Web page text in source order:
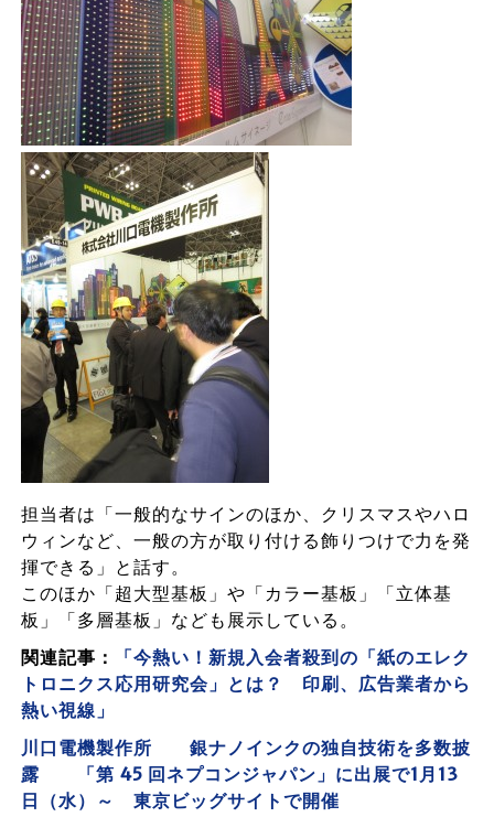
担当者は「一般的なサインのほか、クリスマスやハロ
ウィンなど、一般の方が取り付ける飾りつけで力を発
揮できる」と話す。
このほか「超大型基板」や「カラー基板」「立体基
板」「多層基板」なども展示している。
関連記事：
「今熱い！新規入会者殺到の「紙のエレク
トロニクス応用研究会」とは？ 印刷、広告業者から
熱い視線」
川口電機製作所 銀ナノインクの独自技術を多数披
露 「第 45 回ネプコンジャパン」に出展で1月13
日（水）～ 東京ビッグサイトで開催